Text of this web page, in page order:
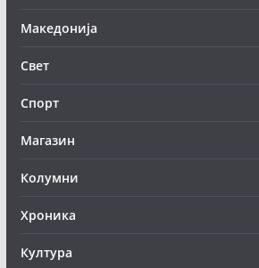
Македонија
Свет
Спорт
Магазин
Колумни
Хроника
Култура